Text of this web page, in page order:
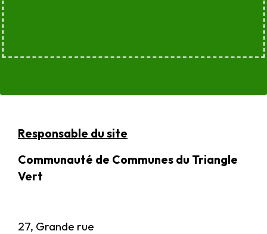
Responsable du site
Communauté de Communes du Triangle
Vert
27, Grande rue